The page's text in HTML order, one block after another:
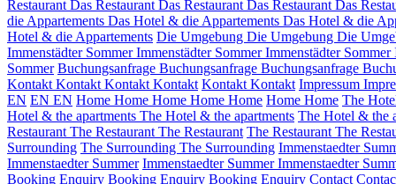
Restaurant Das Restaurant Das Restaurant Das Restaurant Das
die Appartements Das Hotel & die Appartements Das Hotel & die
Hotel & die Appartements Die Umgebung Die Umgebung Die
Immenstädter SommerImmenstädter SommerImmenstädter Sommer
Sommer Buchungsanfrage Buchungsanfrage Buchungsanfrage
Kontakt Kontakt Kontakt Kontakt Kontakt Kontakt Impressum
EN EN EN Home Home Home Home Home Home Home The
Hotel & the apartments The Hotel & the apartments The Hotel & the
Restaurant The Restaurant The Restaurant The Restaurant The
Surrounding The Surrounding The Surrounding Immenstaedter
Immenstaedter Summer Immenstaedter SummerImmenstaedter
Booking Enquiry Booking Enquiry Booking Enquiry Contact